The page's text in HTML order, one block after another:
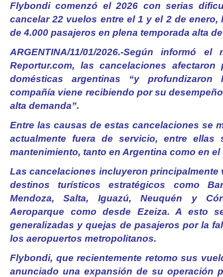
Flybondi comenzó el 2026 con serias
cancelar 22 vuelos entre el 1 y el 2 de enero,
de 4.000 pasajeros en plena temporada alta
ARGENTINA/11/01/2026.-Según informó el
Reportur.com, las cancelaciones afectaron
domésticas argentinas “y
compañía viene recibiendo por su
alta demanda”.
Entre las causas de estas cancelaciones se
actualmente fuera de servicio, entre ellas
mantenimiento, tanto en Argentina como en el
Las cancelaciones incluyeron principalmente
destinos turísticos estratégicos como
Mendoza, Salta, Iguazú, Neuquén y
Aeroparque como desde Ezeiza. A esto
generalizadas y quejas de pasajeros por la
los aeropuertos metropolitanos.
Flybondi, que recientemente retomo sus
anunciado una expansión de su operación